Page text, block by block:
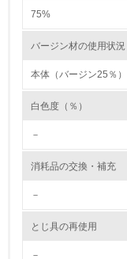
境対策を理解し、実践
環境活動に関する規
第三者認証を取得して
75%
バージン材の使用状況
本体（バージン25％）
白色度（％）
－
消耗品の交換・補充
－
とじ具の再使用
－